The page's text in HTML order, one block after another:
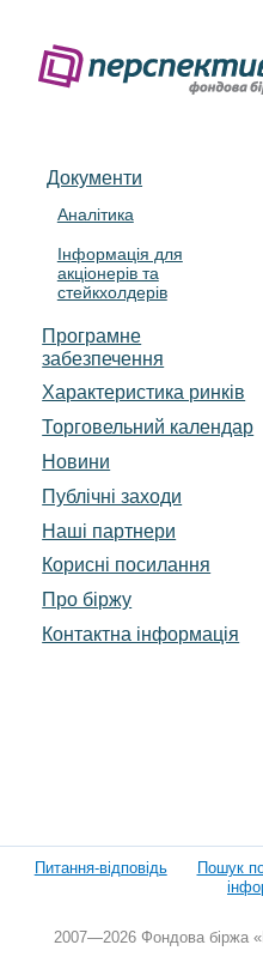
Документи
Аналітика
Інформація для
акціонерів та
стейкхолдерів
Програмне
забезпечення
Характеристика pинків
Торговельний календар
Новини
Публічні заходи
Наші партнери
Корисні посилання
Про біржу
Контактна інформація
Питання-відповідь Пошук
2007—2026 Фондова біржа